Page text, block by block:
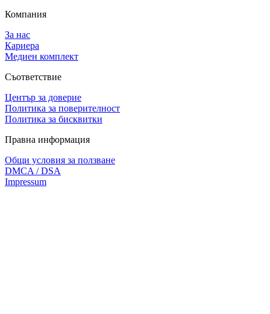
Компания
За нас
Кариера
Медиен комплект
Съответствие
Център за доверие
Политика за поверителност
Политика за бисквитки
Правна информация
Общи условия за ползване
DMCA / DSA
Impressum